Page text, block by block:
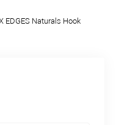
EDGES Naturals Hook